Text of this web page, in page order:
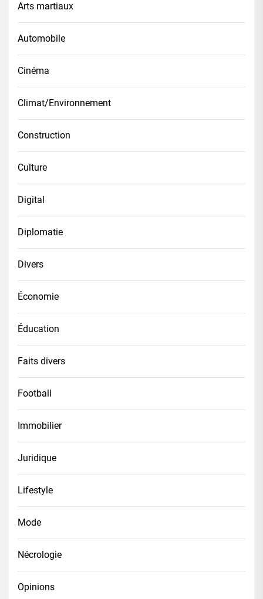
Arts martiaux
Automobile
Cinéma
Climat/Environnement
Construction
Culture
Digital
Diplomatie
Divers
Économie
Éducation
Faits divers
Football
Immobilier
Juridique
Lifestyle
Mode
Nécrologie
Opinions